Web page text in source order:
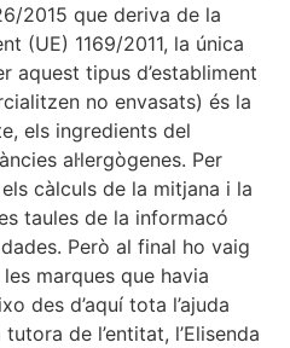
2015 que deriva de la
(UE) 1169/2011, la única
aquest tipus d’establiment
no envasats) és la
els ingredients del
al·lergògenes. Per
càlculs de la mitjana i la
taules de la informacó
Però al final ho vaig
marques que havia
des d’aquí tota l’ajuda
de l’entitat, l’Elisenda